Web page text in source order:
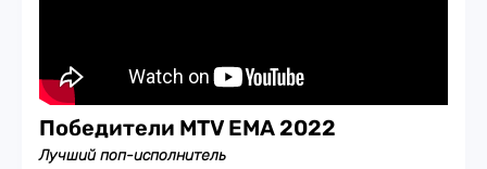
Победители MTV EMA 2022
Лучший поп-исполнитель